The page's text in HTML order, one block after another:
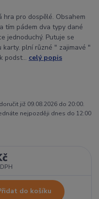
hra pro dospělé. Obsahem
tím pádem dva typy dané
jednoduchý. Putuje se
plní různé " zajimavé "
podst... celý popis
již 09.08.2026 do 20:00.
nejpozději dnes do 12:00
do košíku